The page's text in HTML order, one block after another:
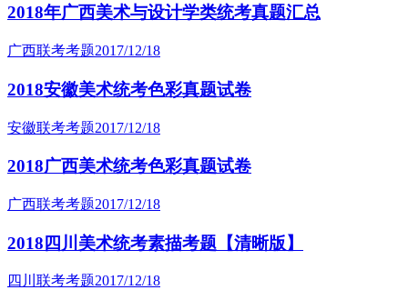
2018年广西美术与设计学类统考真题汇总
广西联考考题2017/12/18
2018安徽美术统考色彩真题试卷
安徽联考考题2017/12/18
2018广西美术统考色彩真题试卷
广西联考考题2017/12/18
2018四川美术统考素描考题【清晰版】
四川联考考题2017/12/18